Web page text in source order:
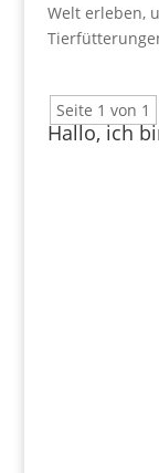
Welt erleben,
Seite 1 von 1
Hallo, ich